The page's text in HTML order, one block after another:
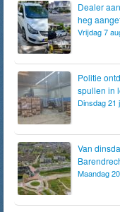
Dealer
heg
Vrijdag 7
Politie
spullen in
Dinsdag 21
Van
Maandag